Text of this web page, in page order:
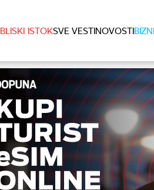
BLISKI ISTOKSVE VESTINOVOSTI